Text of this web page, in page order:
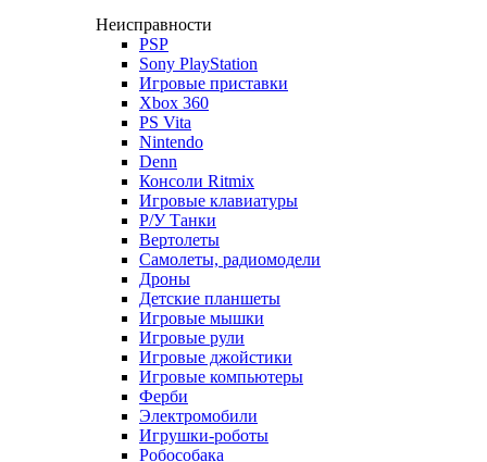
Неисправности
PSP
Sony PlayStation
Игровые приставки
Xbox 360
PS Vita
Nintendo
Denn
Консоли Ritmix
Игровые клавиатуры
Р/У Танки
Вертолеты
Самолеты, радиомодели
Дроны
Детские планшеты
Игровые мышки
Игровые рули
Игровые джойстики
Игровые компьютеры
Ферби
Электромобили
Игрушки-роботы
Робособака